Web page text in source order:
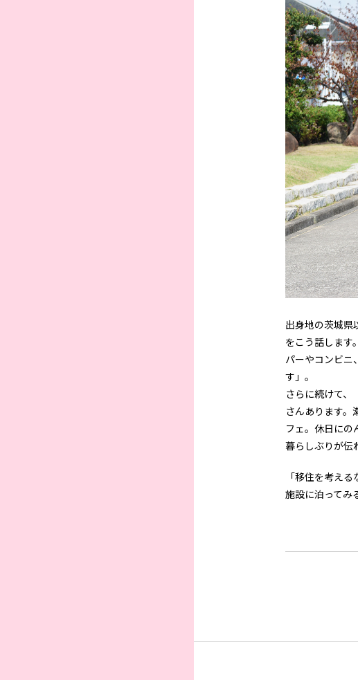
出身地の茨城県
をこう話します
パーやコンビニ
す」。
さらに続けて、
さんあります。
フェ。休日にの
暮らしぶりが伝
「移住を考え
施設に泊ってみ